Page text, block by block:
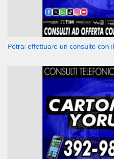
Potrai effettuare un consulto con